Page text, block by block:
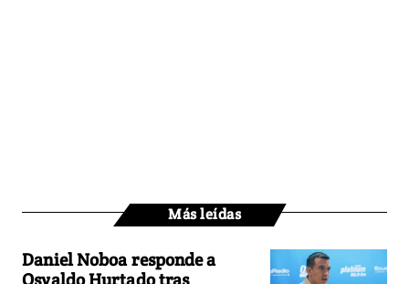
Más leídas
Daniel Noboa responde a
Osvaldo Hurtado tras